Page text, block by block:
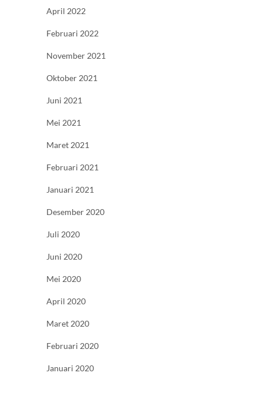
April 2022
Februari 2022
November 2021
Oktober 2021
Juni 2021
Mei 2021
Maret 2021
Februari 2021
Januari 2021
Desember 2020
Juli 2020
Juni 2020
Mei 2020
April 2020
Maret 2020
Februari 2020
Januari 2020